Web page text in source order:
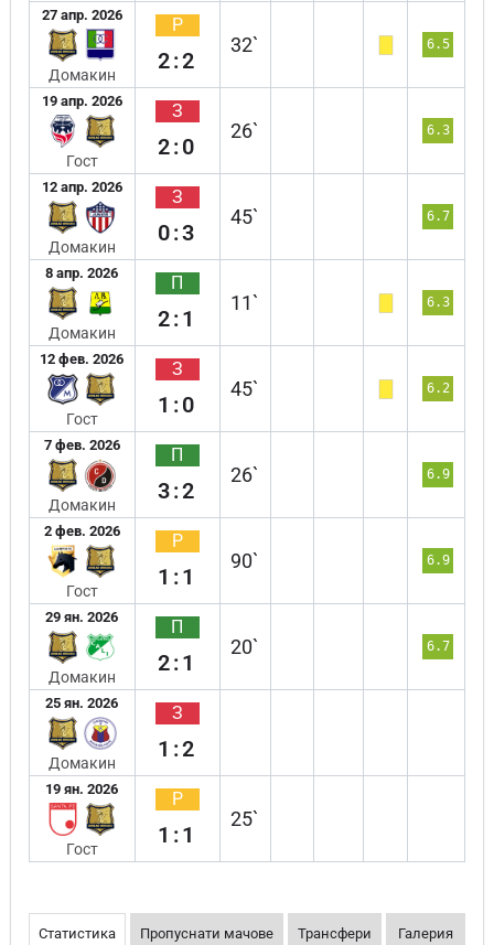
27 апр. 2026
Домакин
Р
2:2
32` 6.5
19 апр. 2026
Гост
З
2:0
26` 6.3
12 апр. 2026
Домакин
З
0:3
45` 6.7
8 апр. 2026
Домакин
П
2:1
11` 6.3
12 фев. 2026
Гост
З
1:0
45` 6.2
7 фев. 2026
Домакин
П
3:2
26` 6.9
2 фев. 2026
Гост
Р
1:1
90` 6.9
29 ян. 2026
Домакин
П
2:1
20` 6.7
25 ян. 2026
Домакин
З
1:2
19 ян. 2026
Гост
Р
1:1
25`
Статистика Пропуснати мачове Трансфери Галерия